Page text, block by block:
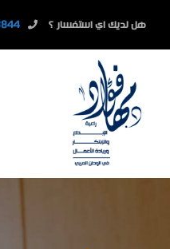
هل لديك اي استفسار ؟